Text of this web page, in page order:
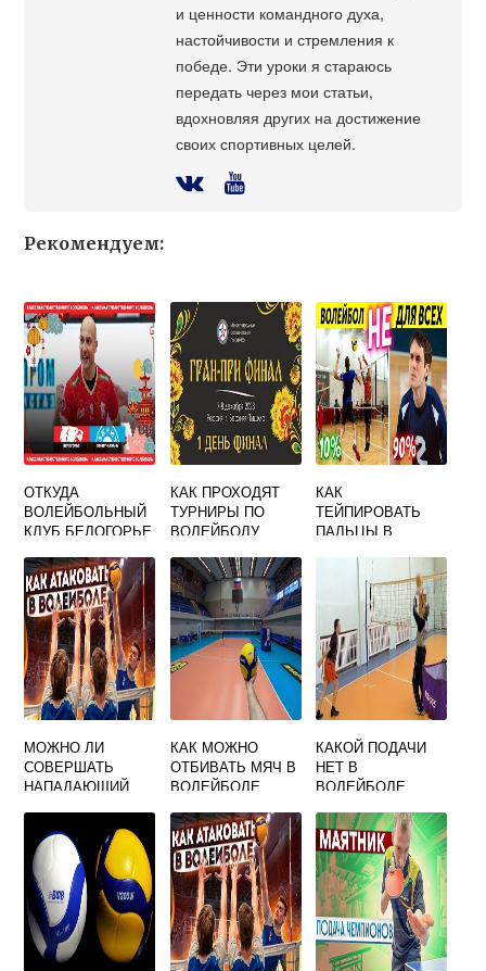
и ценности командного духа,
настойчивости и стремления к
победе. Эти уроки я стараюсь
передать через мои статьи,
вдохновляя других на достижение
своих спортивных целей.
Рекомендуем:
ОТКУДА
ВОЛЕЙБОЛЬНЫЙ
КЛУБ БЕЛОГОРЬЕ
КАК ПРОХОДЯТ
ТУРНИРЫ ПО
ВОЛЕЙБОЛУ
КАК
ТЕЙПИРОВАТЬ
ПАЛЬЦЫ В
МОЖНО ЛИ
СОВЕРШАТЬ
НАПАДАЮЩИЙ
ПОДАЧИ
СОПЕРНИКА В
ВОЛЕЙБОЛЕ
КАК МОЖНО
ОТБИВАТЬ МЯЧ В
ВОЛЕЙБОЛЕ
КАКОЙ ПОДАЧИ
НЕТ В
ВОЛЕЙБОЛЕ